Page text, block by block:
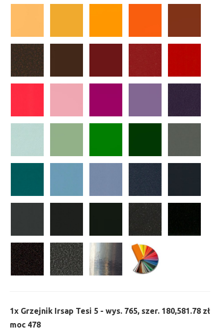
1x Grzejnik Irsap Tesi 5 - wys. 765, szer. 180,
moc 478
581.78 zł